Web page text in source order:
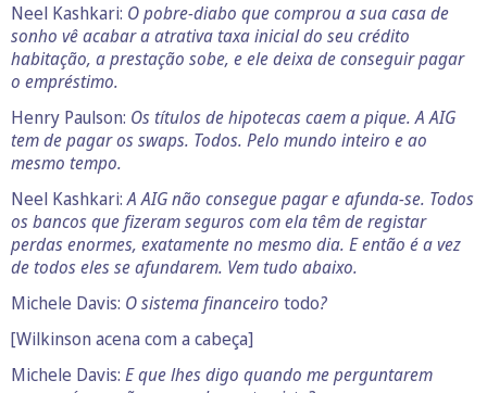
Neel Kashkari: O pobre-diabo que comprou a sua casa de
sonho vê acabar a atrativa taxa inicial do seu crédito
habitação, a prestação sobe, e ele deixa de conseguir pagar
o empréstimo.
Henry Paulson: Os títulos de hipotecas caem a pique. A AIG
tem de pagar os swaps. Todos. Pelo mundo inteiro e ao
mesmo tempo.
Neel Kashkari:A AIG não consegue pagar e afunda-se. Todos
os bancos que fizeram seguros com ela têm de registar
perdas enormes, exatamente no mesmo dia. E então é a vez
de todos eles se afundarem. Vem tudo abaixo.
Michele Davis: O sistema financeiro todo?
[Wilkinson acena com a cabeça]
Michele Davis: E que lhes digo quando me perguntarem